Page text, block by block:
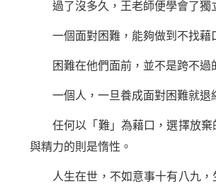
過了沒多久，王老師便學會了獨立
一個面對困難，能夠做到不找藉口
困難在他們面前，並不是跨不過的
一個人，一旦養成面對困難就退縮
任何以「難」為藉口，選擇放棄
與精力的則是惰性。
人生在世，不如意事十有八九，